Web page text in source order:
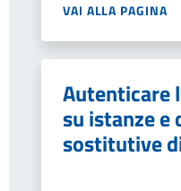
VAI ALLA PAGINA
Autenticare
su istanze e
sostitutive